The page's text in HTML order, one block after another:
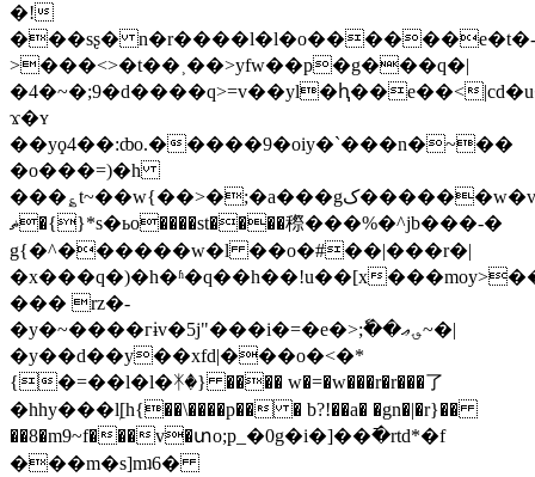
�!
���sʂ� n�r����l�l�o������e�t�-
>���<>�t��˲��>yfw��p�g���q�|
�4�~�;9�d����q>=v��yl�ԧ��e��<
ϫ�ʏ
��yϙ4��:ȸo.�����9�oiy�`���n�~��
�o���=)�h
���؏t~��w{��>�;�a���gک������w�ve�t�ُi���t��>ջߋƻ��!
ޡ�{}*s�ьo����st����穄���%�^jb���-�
g{�^������w�l ��o�#��|���r�|
�x���q�)�h�ʱ�q��h��!u��[x
��� rz�-
�y�~����гɨv�5j"���i�=�e�>;ٗ��؈ޢ~�|
�y��d��y��xfd|���o�<�*
{�=��l�l�ᛡ�} ���� w�=�w���r�r���了
�hhy���ٖl[h{��\����p�� � b?!��a� �gn�|�r}��
��8�m9~f���v�տo;p_�0g�i�]��߫�rtd*�f
���m�s]mʇ6�